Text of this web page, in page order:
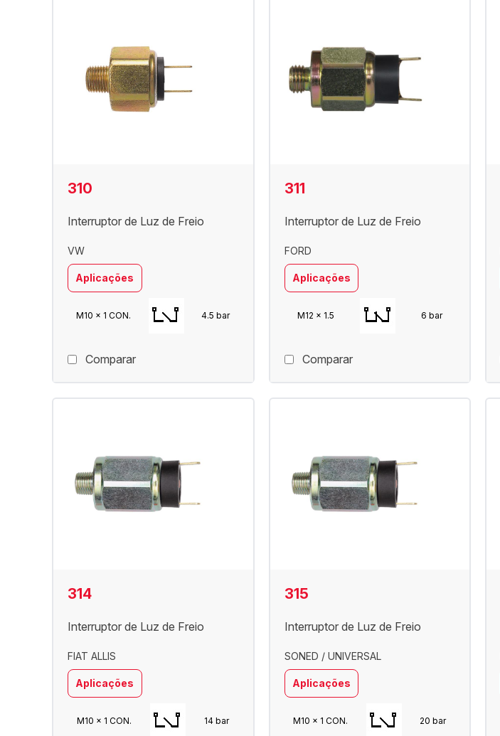
310
Interruptor de Luz de Freio
VW
Aplicações
M10 x 1 CON. 4.5 bar
Comparar
311
Interruptor de Luz de Freio
FORD
Aplicações
M12 x 1.5 6 bar
Comparar
314
Interruptor de Luz de Freio
FIAT ALLIS
Aplicações
M10 x 1 CON. 14 bar
315
Interruptor de Luz de Freio
SONED / UNIVERSAL
Aplicações
M10 x 1 CON. 20 bar